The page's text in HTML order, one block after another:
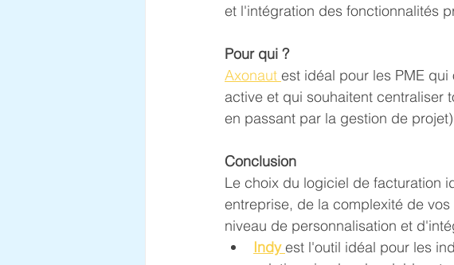
et l'intégration des fonctionnalités
Pour qui ?
Axonaut est idéal pour les PME
active et qui souhaitent centraliser
en passant par la gestion de
Conclusion
Le choix du logiciel de facturation
entreprise, de la complexité de
niveau de personnalisation et
Indy est l'outil idéal pour les